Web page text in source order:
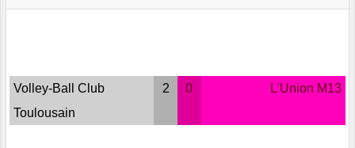
Volley-Ball Club
Toulousain
2 0 L'Union M13